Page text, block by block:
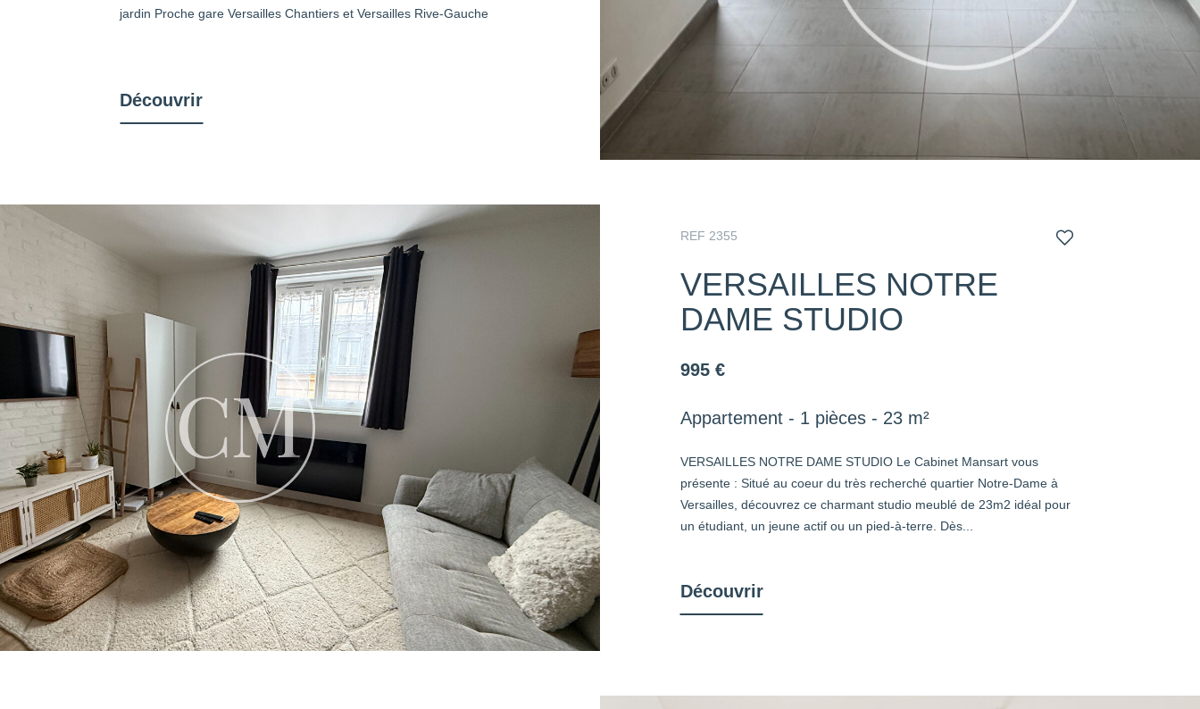
jardin Proche gare Versailles Chantiers et Versailles Rive-Gauche
Découvrir
REF 2355
VERSAILLES NOTRE
DAME STUDIO
995 €
Appartement - 1 pièces - 23 m²
VERSAILLES NOTRE DAME STUDIO Le Cabinet Mansart vous
présente : Situé au coeur du très recherché quartier Notre-Dame à
Versailles, découvrez ce charmant studio meublé de 23m2 idéal pour
un étudiant, un jeune actif ou un pied-à-terre. Dès...
Découvrir